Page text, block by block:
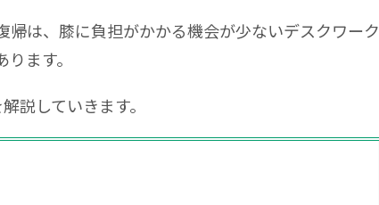
は、膝に負担がかかる機会が少ないデスクワーク
ます。
説していきます。